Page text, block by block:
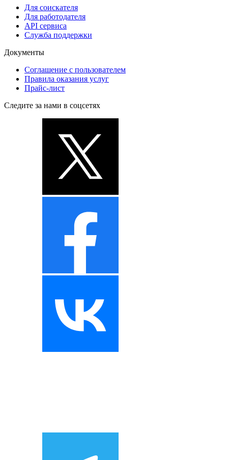
Для соискателя
Для работодателя
API сервиса
Служба поддержки
Документы
Соглашение с пользователем
Правила оказания услуг
Прайс-лист
Следите за нами в соцсетях